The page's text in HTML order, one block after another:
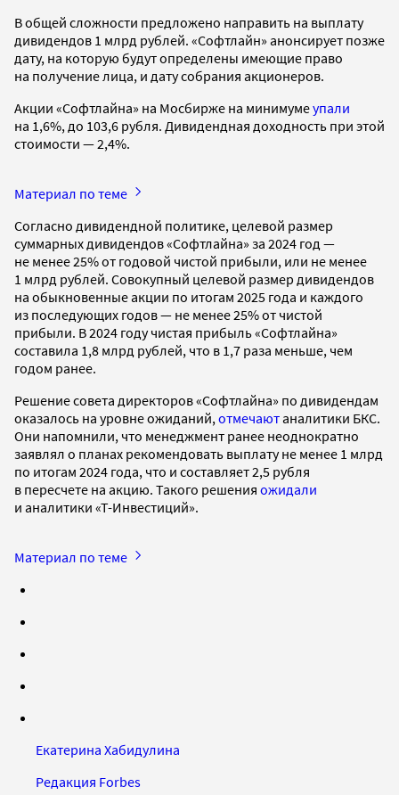
В общей сложности предложено направить на выплату
дивидендов 1 млрд рублей. «Софтлайн» анонсирует позже
дату, на которую будут определены имеющие право
на получение лица, и дату собрания акционеров.
Акции «Софтлайна» на Мосбирже на минимумеупали
на 1,6%, до 103,6 рубля. Дивидендная доходность при этой
стоимости — 2,4%.
Материал по теме
Согласно дивидендной политике, целевой размер
суммарных дивидендов «Софтлайна» за 2024 год —
не менее 25% от годовой чистой прибыли, или не менее
1 млрд рублей. Совокупный целевой размер дивидендов
на обыкновенные акции по итогам 2025 года и каждого
из последующих годов — не менее 25% от чистой
прибыли. В 2024 году чистая прибыль «Софтлайна»
составила 1,8 млрд рублей, что в 1,7 раза меньше, чем
годом ранее.
Решение совета директоров «Софтлайна» по дивидендам
оказалось на уровне ожиданий, отмечаютаналитики БКС.
Они напомнили, что менеджмент ранее неоднократно
заявлял о планах рекомендовать выплату не менее 1 млрд
по итогам 2024 года, что и составляет 2,5 рубля
в пересчете на акцию. Такого решения ожидали
и аналитики «Т-Инвестиций».
Материал по теме
Екатерина Хабидулина
Редакция Forbes